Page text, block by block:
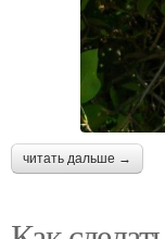
читать дальше →